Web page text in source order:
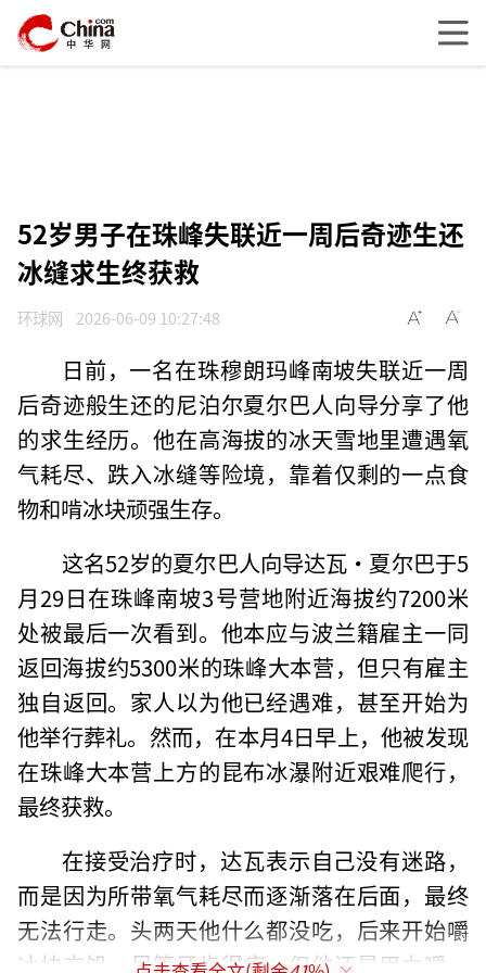
52岁男子在珠峰失联近一周后奇迹生还
冰缝求生终获救
环球网 2026-06-09 10:27:48
日前，一名在珠穆朗玛峰南坡失联近一周
后奇迹般生还的尼泊尔夏尔巴人向导分享了他
的求生经历。他在高海拔的冰天雪地里遭遇氧
气耗尽、跌入冰缝等险境，靠着仅剩的一点食
物和啃冰块顽强生存。
这名52岁的夏尔巴人向导达瓦·夏尔巴于5
月29日在珠峰南坡3号营地附近海拔约7200米
处被最后一次看到。他本应与波兰籍雇主一同
返回海拔约5300米的珠峰大本营，但只有雇主
独自返回。家人以为他已经遇难，甚至开始为
他举行葬礼。然而，在本月4日早上，他被发现
在珠峰大本营上方的昆布冰瀑附近艰难爬行，
最终获救。
在接受治疗时，达瓦表示自己没有迷路，
而是因为所带氧气耗尽而逐渐落在后面，最终
无法行走。头两天他什么都没吃，后来开始嚼
冰块充饥。尽管牙齿很疼，但他还是用力嚼，